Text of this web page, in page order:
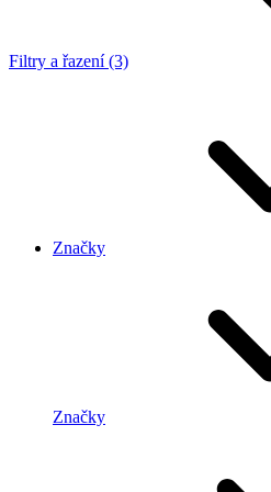
Filtry a řazení (3)
Značky
Značky